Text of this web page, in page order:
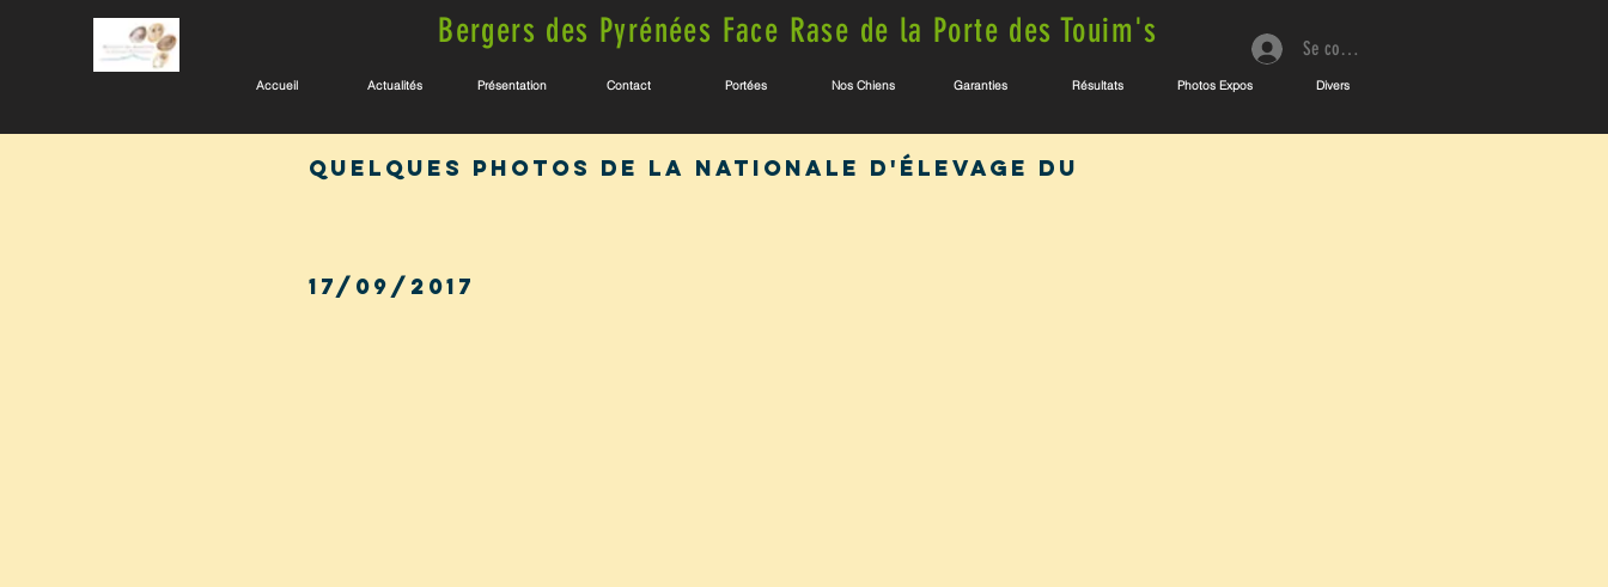
Bergers des Pyrénées Face Rase de la Porte des Touim's
Accueil Actualités Présentation Contact Portées Nos Chiens Garanties Résultats Photos Expos Divers
Se connecter
quelques photos de la Nationale d'élevage du
17/09/2017